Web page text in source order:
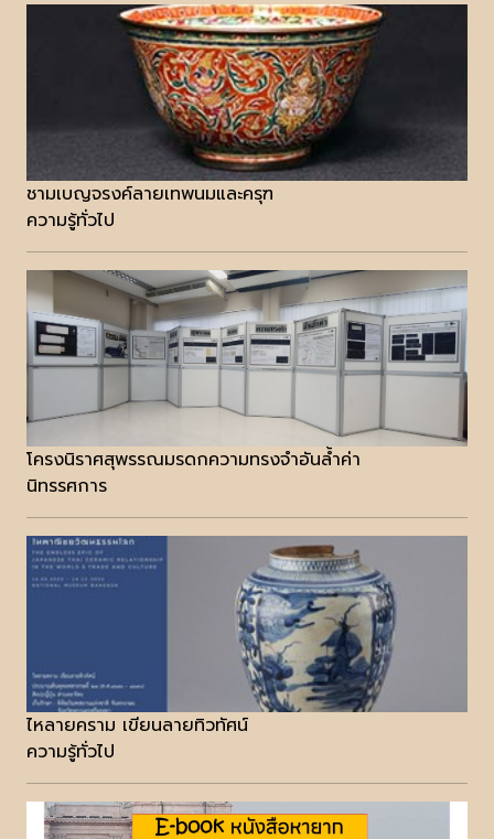
ชามเบญจรงค์ลายเทพนมและครุฑ
ความรู้ทั่วไป
โครงนิราศสุพรรณมรดกความทรงจำอันล้ำค่า
นิทรรศการ
ไหลายคราม เขียนลายทิวทัศน์
ความรู้ทั่วไป